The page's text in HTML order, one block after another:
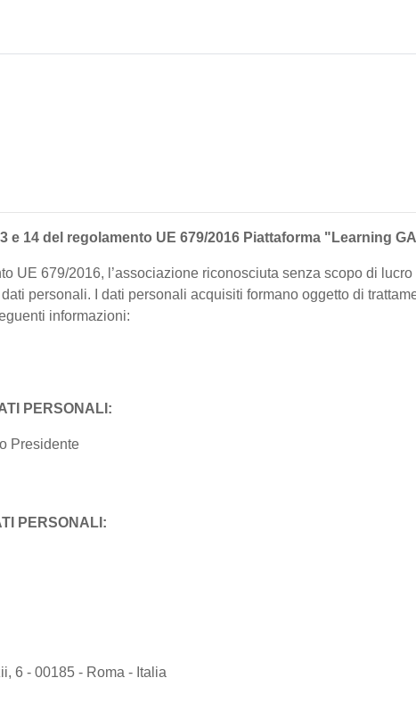
e 14 del regolamento UE 679/2016 Piattaforma "Learning
UE 679/2016, l’associazione riconosciuta senza scopo di
personali. I dati personali acquisiti formano oggetto di
informazioni:
PERSONALI:
Presidente
PERSONALI:
6 - 00185 - Roma - Italia